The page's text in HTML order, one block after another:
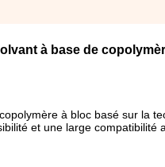
à base de
à bloc basé sur la
et une large compatibilité